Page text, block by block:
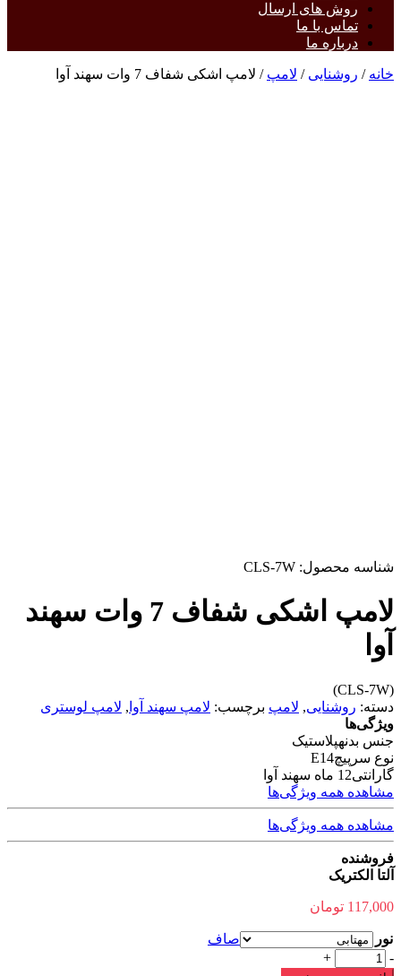
روش های ارسال
تماس با ما
درباره ما
خانه / روشنایی / لامپ / لامپ اشکی شفاف 7 وات سهند آوا
شناسه محصول: CLS-7W
لامپ اشکی شفاف 7 وات سهند
آوا
(CLS-7W)
دسته: روشنایی, لامپ برچسب: لامپ سهند آوا , لامپ لوستری
ویژگی‌ها
جنس بدنهپلاستیک
نوع سرپیچE14
گارانتی12 ماه سهند آوا
مشاهده همه ویژگی‌ها
مشاهده همه ویژگی‌ها
فروشنده
آلتا الکتریک
117,000 تومان
نور
صاف
لامپ
-
+